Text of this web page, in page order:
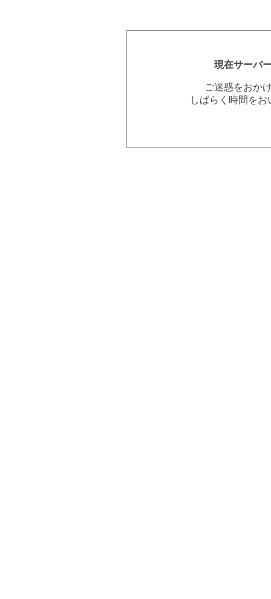
現在サーバ
ご迷惑をおか
しばらく時間を